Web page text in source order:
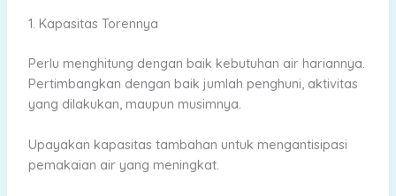
1. Kapasitas Torennya
Perlu menghitung dengan baik kebutuhan air hariannya.
Pertimbangkan dengan baik jumlah penghuni, aktivitas
yang dilakukan, maupun musimnya.
Upayakan kapasitas tambahan untuk mengantisipasi
pemakaian air yang meningkat.